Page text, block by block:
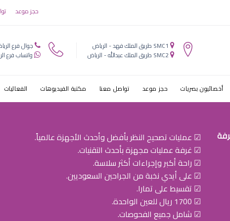
اشهر حجز موعد
SMC1 طريق الملك فهد - الرياض
SMC2 طريق الملك عبدالله - الرياض
جوال فرع
واتساب فرع
أخصائيون بصريات حجز موعد تواصل معنا مكتبة الفيديوهات الفعاليات
☑ عمليات تصحيح النظر بأفضل وأحدث الأجهزة عالمياً.
☑ غرفة عمليات مجهزة بأحدث التقنيات.
☑ راحة أكبر وإجراءات أكثر سلاسة.
☑ على أيدي نخبة من الجراحين السعوديين.
☑ تقسيط على تمارا.
☑ 1700 ريال للعين الواحدة.
☑ شامل جميع الفحوصات.